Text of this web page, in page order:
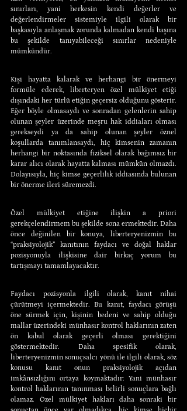
sınırları, yani herkesin kendi değerler ve
değerlendirmeler sistemiyle ilgili olarak bir
başkasıyla anlaşmak zorunda kalmadan kendi başına
bu şekilde tanıyabileceği sınırlar nedeniyle
mümkündür.
Kişi hayatta kalarak ve herhangi bir önermeyi
formüle ederek, liberteryen özel mülkiyet etiği
dışındaki her türlü etiğin geçersiz olduğunu gösterir.
Eğer böyle olmasaydı ve sonradan gelenlerin sahip
olunan şeyler üzerinde meşru hak iddiaları olması
gerekseydi ya da sahip olunan şeyler öznel
koşullarda tanımlansaydı, hiç kimsenin zamanın
herhangi bir noktasında fiziksel olarak bağımsız bir
karar alıcı olarak hayatta kalması mümkün olmazdı.
Dolayısıyla, hiç kimse geçerlilik iddiasında bulunan
bir önerme ileri süremezdi.
Özel mülkiyet etiğine ilişkin a priori
gerekçelendirmem bu şekilde sona ermektedir. Daha
önce değinilen bir konuya, liberteryenizmin bu
“praksiyolojik” kanıtının faydacı ve doğal haklar
pozisyonuyla ilişkisine dair birkaç yorum bu
tartışmayı tamamlayacaktır.
Faydacı pozisyonla ilgili olarak, kanıt nihai
çürütmeyi içermektedir. Bu kanıt, faydacı görüşü
öne sürmek için, kişinin bedeni ve sahip olduğu
mallar üzerindeki münhasır kontrol haklarının zaten
ön kabul olarak geçerli olması gerektiğini
göstermektedir. Daha spesifik olarak,
liberteryenizmin sonuçsalcı yönü ile ilgili olarak, söz
konusu kanıt onun praksiyolojik açıdan
imkânsızlığını ortaya koymaktadır: Yani münhasır
kontrol haklarının tanınması belirli sonuçlara bağlı
olamaz. Özel mülkiyet hakları daha sonraki bir